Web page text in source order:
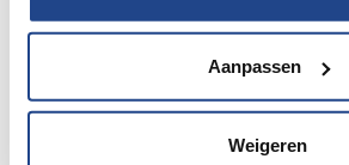
Aanpassen
Weigeren
Pössl Roadcruiser